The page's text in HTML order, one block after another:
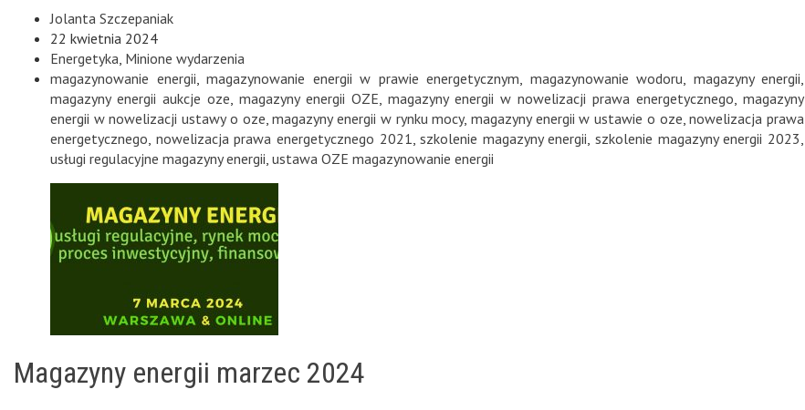
Jolanta Szczepaniak
22 kwietnia 2024
Energetyka Minione wydarzenia
magazynowanie energii magazynowanie energii w prawie energetycznym magazynowanie wodoru magazyny energii
magazyny energii aukcje oze magazyny energii OZE magazyny energii w nowelizacji prawa energetycznego magazyny
energii w nowelizacji ustawy o oze ,magazyny energii w rynku mocy, magazyny energii w ustawie o oze ,nowelizacja prawa
energetycznego nowelizacja prawa energetycznego 2021 ,szkolenie magazyny energii ,szkolenie magazyny energii 2023
usługi regulacyjne magazyny energii ustawa OZE magazynowanie energii
Magazyny energii marzec 2024